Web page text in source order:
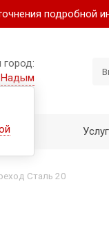
Надым
Сталь 20